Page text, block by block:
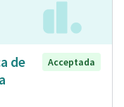
de
Acceptada